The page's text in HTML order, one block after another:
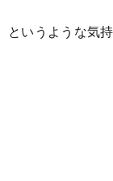
というような気